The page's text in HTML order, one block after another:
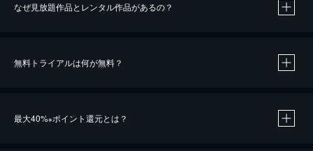
なぜ見放題作品とレンタル作品があるの？
無料トライアルは何が無料？
最大40%※ポイント還元とは？